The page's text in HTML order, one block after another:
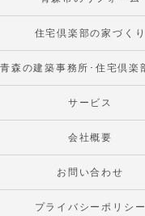
住宅倶楽部の家づくり
サービス
会社概要
お問い合わせ
プライバシーポリシー